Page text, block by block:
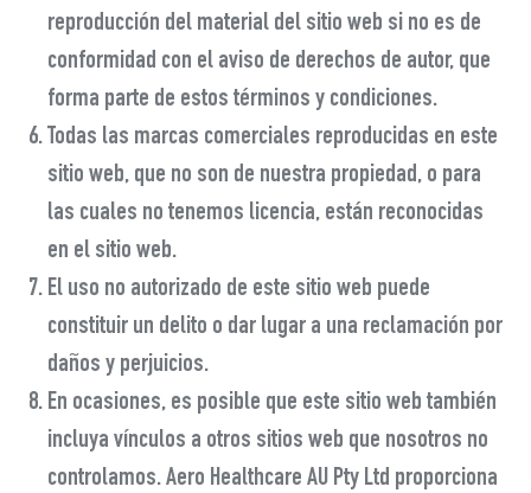
reproducción del material del sitio web si no es de
conformidad con el aviso de derechos de autor, que
forma parte de estos términos y condiciones.
Todas las marcas comerciales reproducidas en este
sitio web, que no son de nuestra propiedad, o para
las cuales no tenemos licencia, están reconocidas
en el sitio web.
El uso no autorizado de este sitio web puede
constituir un delito o dar lugar a una reclamación por
daños y perjuicios.
En ocasiones, es posible que este sitio web también
incluya vínculos a otros sitios web que nosotros no
controlamos. Aero Healthcare AU Pty Ltd proporciona